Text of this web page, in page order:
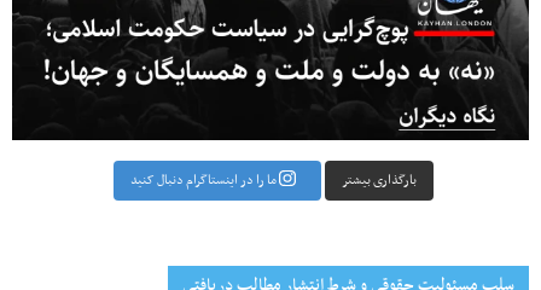
بارگذاری بیشتر ما را در اینستاگرام دنبال کنید